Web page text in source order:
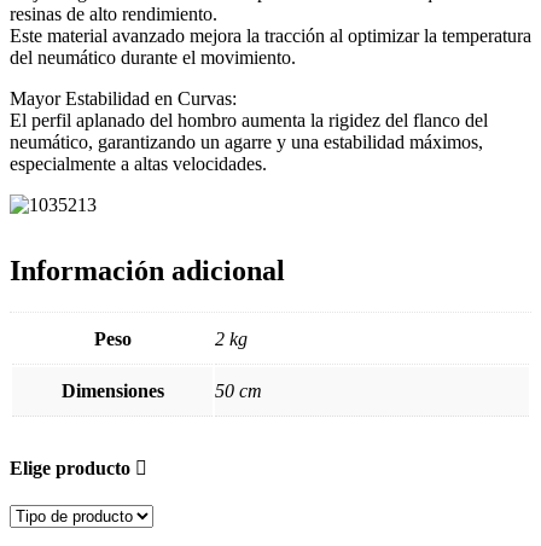
resinas de alto rendimiento.
Este material avanzado mejora la tracción al optimizar la temperatura
del neumático durante el movimiento.
Mayor Estabilidad en Curvas:
El perfil aplanado del hombro aumenta la rigidez del flanco del
neumático, garantizando un agarre y una estabilidad máximos,
especialmente a altas velocidades.
Información adicional
Peso 2 kg
Dimensiones 50 cm
Elige producto